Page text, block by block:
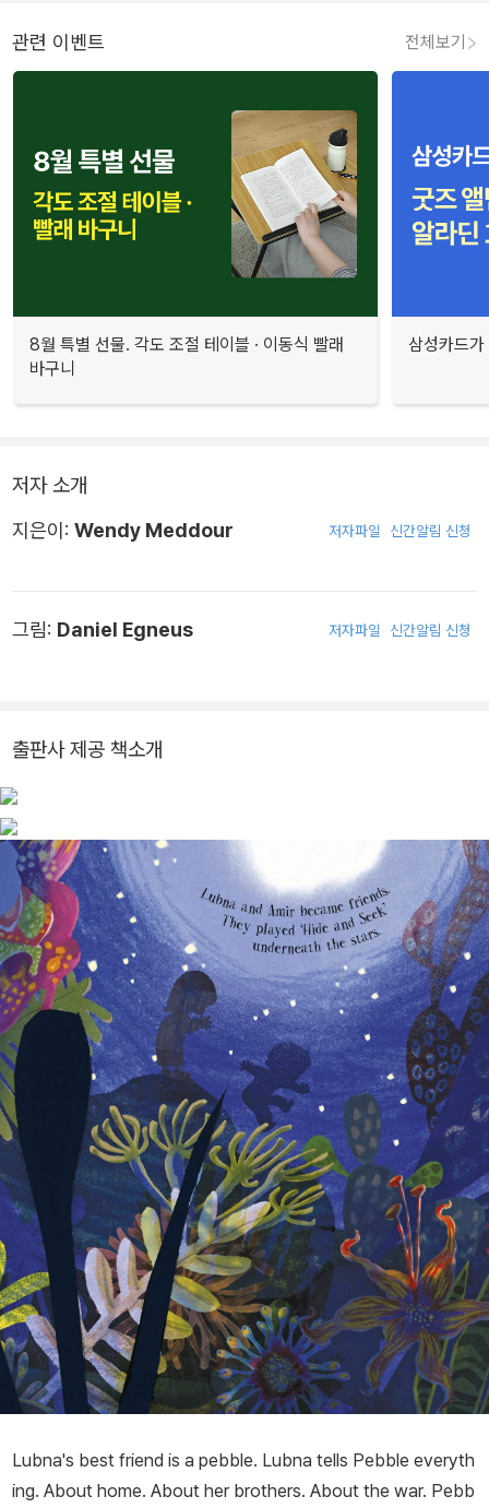
관련 이벤트 전체보기
8월 특별 선물. 각도 조절 테이블 · 이동식 빨래
바구니
삼성카드
저자 소개
지은이: Wendy Meddour 저자파일 신간알림 신청
그림: Daniel Egneus 저자파일 신간알림 신청
출판사 제공 책소개
Lubna's best friend is a pebble. Lubna tells Pebble everyth
ing. About home. About her brothers. About the war. Pebb